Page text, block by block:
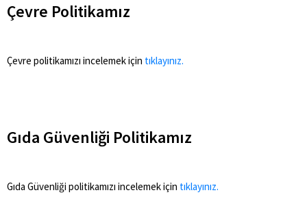
Çevre Politikamız
Çevre politikamızı incelemek için tıklayınız.
Gıda Güvenliği Politikamız
Gıda Güvenliği politikamızı incelemek için tıklayınız.